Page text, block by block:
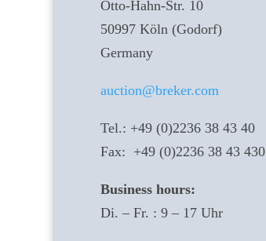
Otto-Hahn-Str. 10
50997 Köln (Godorf)
Germany
auction@breker.com
Tel.: +49 (0)2236 38 43 40
Fax: +49 (0)2236 38 43 430
Business hours:
Di. – Fr. : 9 – 17 Uhr